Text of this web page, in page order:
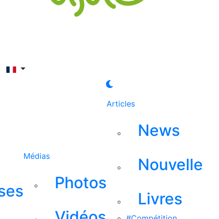
Médias
Photos
Articles
News
Nouvelle
Livres